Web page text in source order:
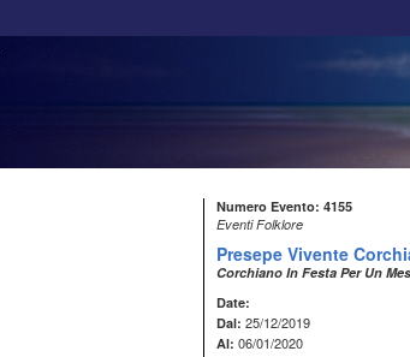
Numero Evento: 4155
Eventi Folklore
Presepe Vivente
Corchiano In Festa Per Un
Date:
Dal: 25/12/2019
Al: 06/01/2020